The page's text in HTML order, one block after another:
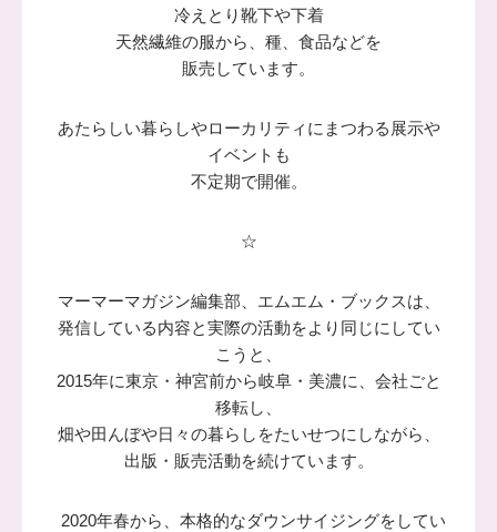
冷えとり靴下や下着
天然繊維の服から、種、食品などを
販売しています。
あたらしい暮らしやローカリティにまつわる展示や
イベントも
不定期で開催。
☆
マーマーマガジン編集部、エムエム・ブックスは、
発信している内容と実際の活動をより同じにしてい
こうと、
2015年に東京・神宮前から岐阜・美濃に、会社ごと
移転し、
畑や田んぼや日々の暮らしをたいせつにしながら、
出版・販売活動を続けています。
2020年春から、本格的なダウンサイジングをしてい